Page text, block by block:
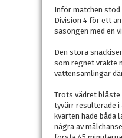
Inför matchen stod
Division 4 för ett
säsongen med en
Den stora
som regnet vräkte
vattensamlingar
Trots vädret blåste
tyvärr resulterade i
kvarten hade
några av